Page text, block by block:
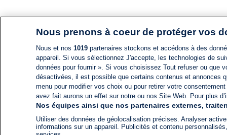
Nous prenons à coeur de protéger vos
Nous et nos 1019partenaires stockons et accédons à des
appareil. Si vous sélectionnez J'accepte, les technologies de
données pour fournir ». Si vous choisissez Tout refuser ou
désactivées, il est possible que certains contenus et annonces
menu pour modifier vos choix ou pour retirer votre
avez fait aurons un effet sur notre ou nos Site Web. Pour plus
Nos équipes ainsi que nos partenaires externes,
Utiliser des données de géolocalisation précises. Analyser
informations sur un appareil. Publicités et contenu